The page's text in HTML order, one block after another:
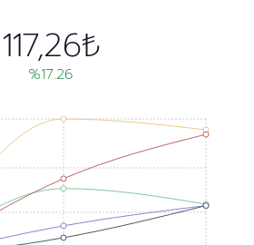
117,26₺
%17.26